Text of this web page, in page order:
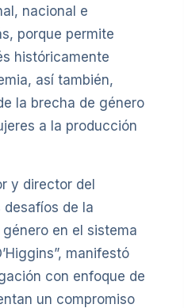
nacional e
porque permite
históricamente
así también,
la brecha de género
a la producción
y director del
desafíos de la
en el sistema
manifestó
con enfoque de
un compromiso